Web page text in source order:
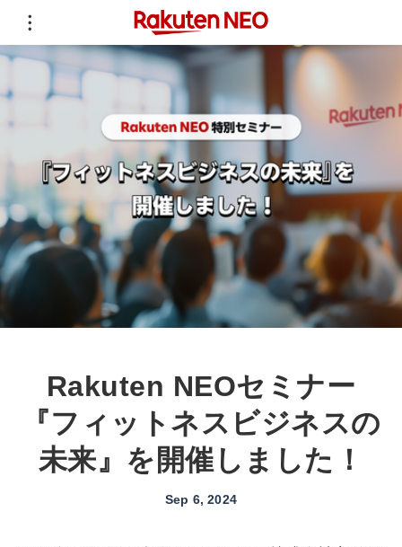
Rakuten NEOセミナー
『フィットネスビジネスの
未来』を開催しました！
Sep 6, 2024